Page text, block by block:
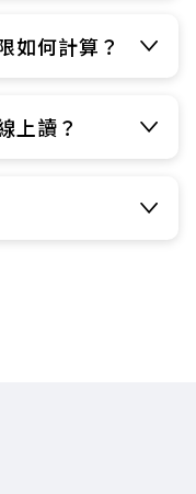
如何計算？​
上讀？​